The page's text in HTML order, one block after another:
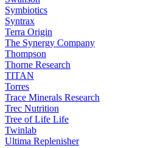
Symbiotics
Syntrax
Terra Origin
The Synergy Company
Thompson
Thorne Research
TITAN
Torres
Trace Minerals Research
Trec Nutrition
Tree of Life Life
Twinlab
Ultima Replenisher